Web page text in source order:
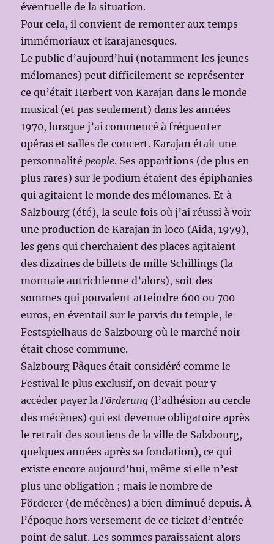
éventuelle de la situation.
Pour cela, il convient de remonter aux temps
immémoriaux et karajanesques.
Le public d’aujourd’hui (notamment les jeunes
mélomanes) peut difficilement se représenter
ce qu’était Herbert von Karajan dans le monde
musical (et pas seulement) dans les années
1970, lorsque j’ai commencé à fréquenter
opéras et salles de concert. Karajan était une
personnalitépeople. Ses apparitions (de plus en
plus rares) sur le podium étaient des épiphanies
qui agitaient le monde des mélomanes. Et à
Salzbourg (été), la seule fois où j’ai réussi à voir
une production de Karajan in loco (Aida, 1979),
les gens qui cherchaient des places agitaient
des dizaines de billets de mille Schillings (la
monnaie autrichienne d’alors), soit des
sommes qui pouvaient atteindre 600 ou 700
euros, en éventail sur le parvis du temple, le
Festspielhaus de Salzbourg où le marché noir
était chose commune.
Salzbourg Pâques était considéré comme le
Festival le plus exclusif, on devait pour y
accéder payer laFörderung (l’adhésion au cercle
des mécènes) qui est devenue obligatoire après
le retrait des soutiens de la ville de Salzbourg,
quelques années après sa fondation), ce qui
existe encore aujourd’hui, même si elle n’est
plus une obligation ; mais le nombre de
Förderer (de mécènes) a bien diminué depuis. À
l’époque hors versement de ce ticket d’entrée
point de salut. Les sommes paraissaient alors